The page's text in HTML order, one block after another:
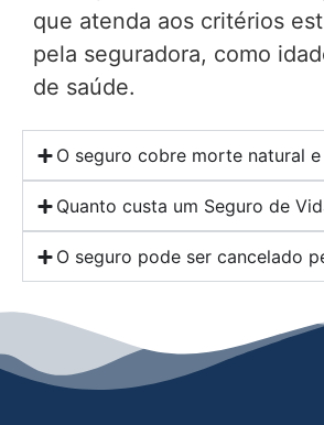
que atenda aos critérios
pela seguradora, como
de saúde.
O seguro cobre morte natural
Quanto custa um Seguro de
O seguro pode ser cancelado